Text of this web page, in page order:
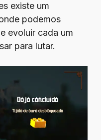
existe um
podemos
evoluir cada um
para lutar.